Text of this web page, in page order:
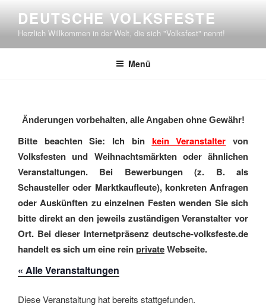
springen
DEUTSCHE VOLKSFESTE
Herzlich Willkommen in der Welt, die sich "Volksfest" nennt!
Menü
Änderungen vorbehalten, alle Angaben ohne Gewähr!
Bitte beachten Sie: Ich bin kein Veranstalter von
Volksfesten und Weihnachtsmärkten oder ähnlichen
Veranstaltungen. Bei Bewerbungen (z. B. als
Schausteller oder Marktkaufleute), konkreten Anfragen
oder Auskünften zu einzelnen Festen wenden Sie sich
bitte direkt an den jeweils zuständigen Veranstalter vor
Ort. Bei dieser Internetpräsenz deutsche-volksfeste.de
handelt es sich um eine reinprivateWebseite.
« Alle Veranstaltungen
Diese Veranstaltung hat bereits stattgefunden.